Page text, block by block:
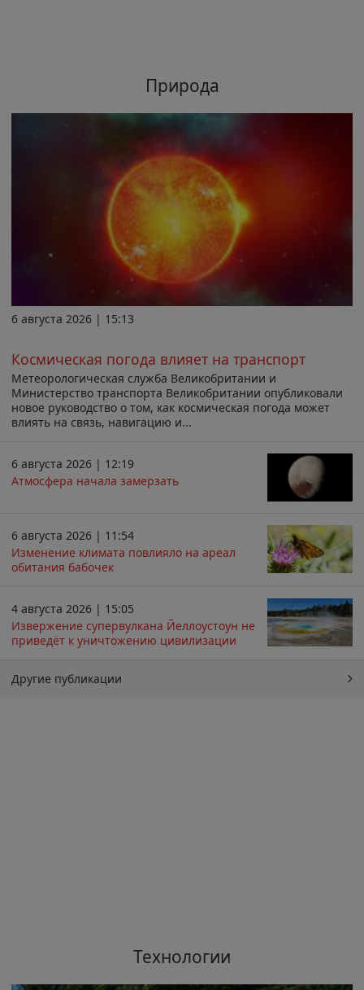
Природа
6 августа 2026 | 15:13
Космическая погода влияет на транспорт
Метеорологическая служба Великобритании и
Министерство транспорта Великобритании опубликовали
новое руководство о том, как космическая погода может
влиять на связь, навигацию и...
6 августа 2026 | 12:19
Атмосфера начала замерзать
6 августа 2026 | 11:54
Изменение климата повлияло на ареал
обитания бабочек
4 августа 2026 | 15:05
Извержение супервулкана Йеллоустоун не
приведёт к уничтожению цивилизации
Другие публикации
Технологии